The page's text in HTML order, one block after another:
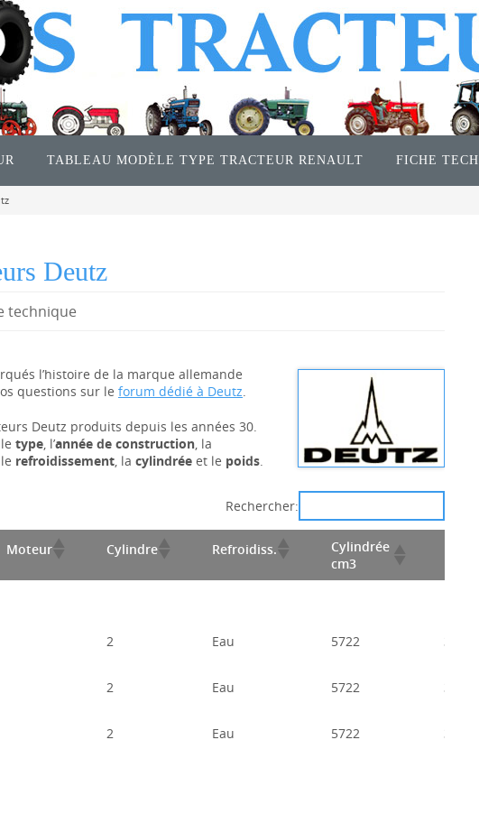
TABLEAU MODÈLE TYPE TRACTEUR RENAULT FICHE
Deutz
technique
l’histoire de la marque allemande
questions sur le forum dédié à Deutz.
Deutz produits depuis les années 30.
type , l’année de construction , la
, le refroidissement , la cylindrée et le poids
Rechercher:
Moteur Cylindre Refroidiss.
Cylindrée
cm3
2 Eau 5722 3400
2 Eau 5722 3400
2 Eau 5722 3400